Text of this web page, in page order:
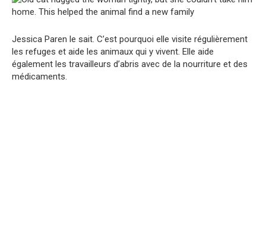
Jessica Paren le sait. C’est pourquoi elle visite régulièrement
les refuges et aide les animaux qui y vivent. Elle aide
également les travailleurs d’abris avec de la nourriture et des
médicaments.